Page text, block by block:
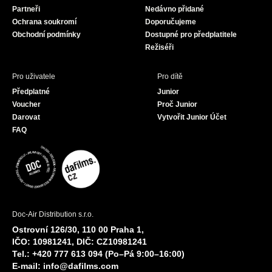
Partneři
Ochrana soukromí
Obchodní podmínky
Nedávno přidané
Doporučujeme
Dostupné pro předplatitele
Režiséři
Pro uživatele
Předplatné
Voucher
Darovat
FAQ
Pro dítě
Junior
Proč Junior
Vytvořit Junior Účet
Doc-Air Distribution s.r.o.
Ostrovní 126/30, 110 00 Praha 1,
IČO: 10981241, DIČ: CZ10981241
Tel.: +420 777 613 094 (Po–Pá 9:00–16:00)
E-mail: info@dafilms.com